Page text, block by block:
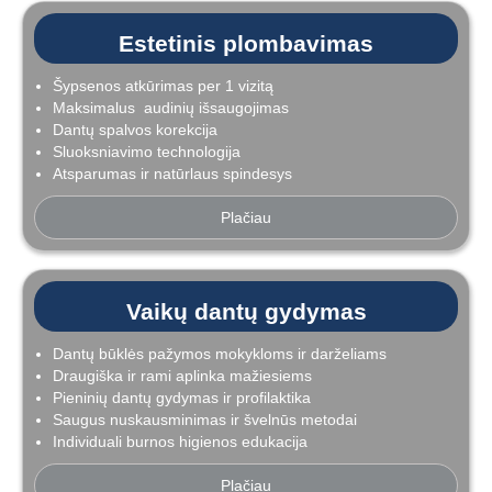
Estetinis plombavimas
Šypsenos atkūrimas per 1 vizitą
Maksimalus audinių išsaugojimas
Dantų spalvos korekcija
Sluoksniavimo technologija
Atsparumas ir natūrlaus spindesys
Plačiau
Vaikų dantų gydymas
Dantų būklės pažymos mokykloms ir darželiams
Draugiška ir rami aplinka mažiesiems
Pieninių dantų gydymas ir profilaktika
Saugus nuskausminimas ir švelnūs metodai
Individuali burnos higienos edukacija
Plačiau